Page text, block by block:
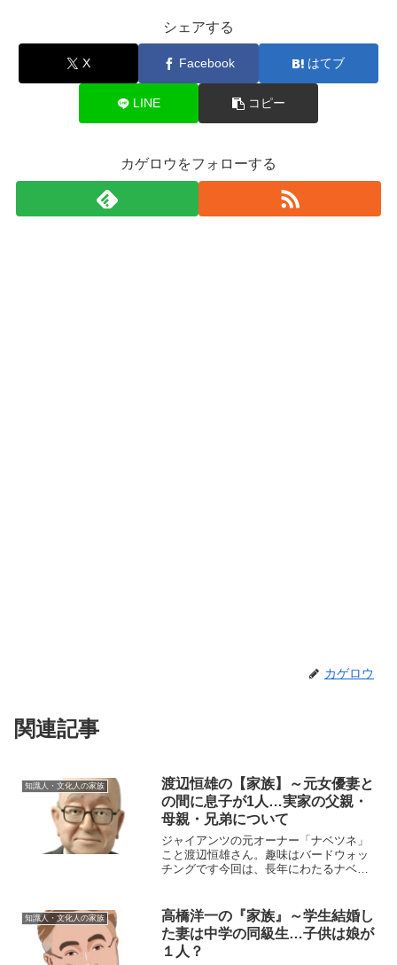
シェアする
X Facebook はてブ
LINE コピー
カゲロウをフォローする
カゲロウ
関連記事
知識人・文化人の家族
渡辺恒雄の【家族】～元女優妻と
の間に息子が1人…実家の父親・
母親・兄弟について
ジャイアンツの元オーナー「ナベツネ」
こと渡辺恒雄さん。趣味はバードウォッ
チングです今回は、長年にわたるナベツ
辺恒雄（わたなべ・つねお）生年月日：
1926年〈大正15年〉...
知識人・文化人の家族
高橋洋一の『家族』～学生結婚し
た妻は中学の同級生…子供は娘が
１人？